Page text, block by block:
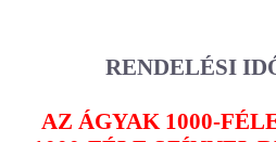
RENDELÉSI
AZ ÁGYAK 1000-